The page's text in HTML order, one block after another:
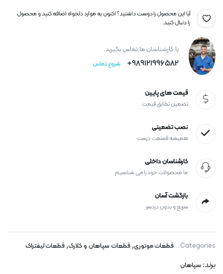
آیا این محصول را دوست داشتید؟ اکنون به موارد دلخواه اضافه کنید و محصول
را دنبال کنید.
با کارشناسان ما تماس بگیرید.
989121996582+ شروع تماس
قیمت های پایین
تضمین تطابق قیمت
نصب تضمینی
همیشه قسمت درست
کارشناسان داخلی
ما محصولات خود را می شناسیم
بازگشت آسان
سریع و بدون دردسر
Categories: قطعات موتوری,قطعات سپاهان و کلارک, قطعات لیفتراک
برند: سپاهان